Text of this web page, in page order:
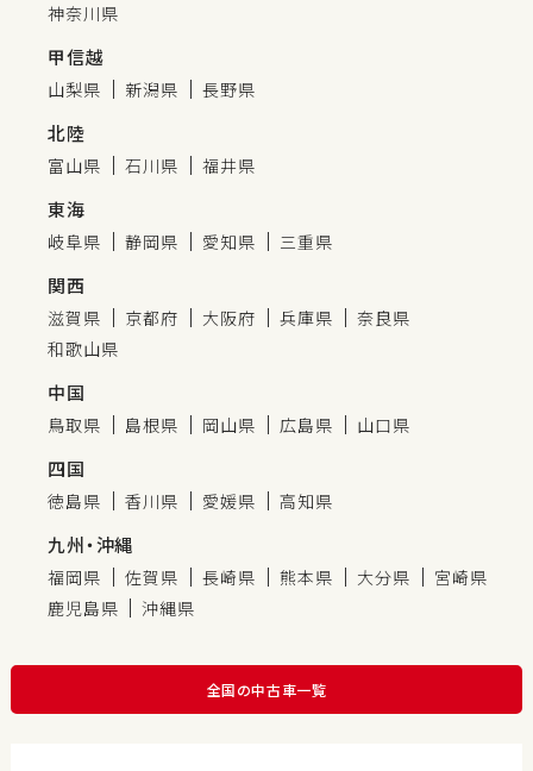
神奈川県
甲信越
山梨県 新潟県 長野県
北陸
富山県 石川県 福井県
東海
岐阜県 静岡県 愛知県 三重県
関西
滋賀県 京都府 大阪府 兵庫県
奈良県
和歌山県
中国
鳥取県 島根県 岡山県 広島県 山口県
四国
徳島県 香川県 愛媛県 高知県
九州・沖縄
福岡県 佐賀県 長崎県 熊本県 大分県
宮崎県
鹿児島県
沖縄県
全国の中古車一覧